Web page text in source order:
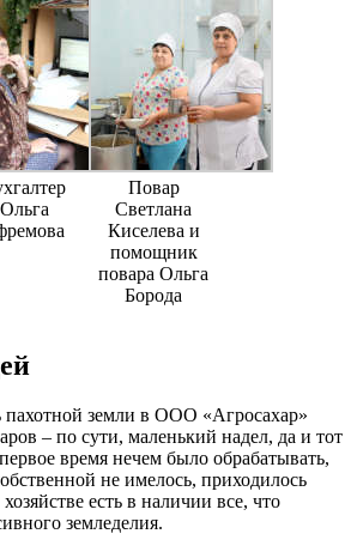
Ольга
Повар
Светлана
Киселева и
помощник
повара Ольга
Борода
пахотной земли в ООО «Агросахар»
– ​по сути, маленький надел, да и тот
время нечем было обрабатывать,
не имелось, приходилось
есть в наличии все, что
земледелия.